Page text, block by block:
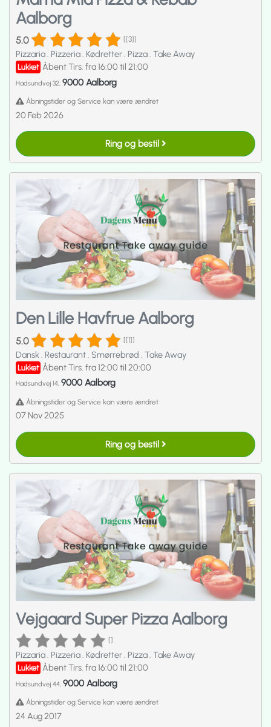
Aalborg
5.0 [[3]]
Pizzaria. Pizzeria. Kødretter. Pizza. Take Away
Lukket Åbent Tirs. fra 16:00 til 21:00
Hadsundvej 32, 9000 Aalborg
Åbningstider og Service kan være ændret
20 Feb 2026
Ring og bestil
Den Lille Havfrue Aalborg
5.0 [[1]]
Dansk Restaurant Smørrebrød Take Away
Lukket Åbent Tirs. fra 12:00 til 20:00
Hadsundvej 14, 9000 Aalborg
Åbningstider og Service kan være ændret
07 Nov 2025
Ring og bestil
Vejgaard Super Pizza Aalborg
[]
Pizzaria. Pizzeria. Kødretter. Pizza. Take Away
Lukket Åbent Tirs. fra 16:00 til 21:00
Hadsundvej 44, 9000 Aalborg
Åbningstider og Service kan være ændret
24 Aug 2017